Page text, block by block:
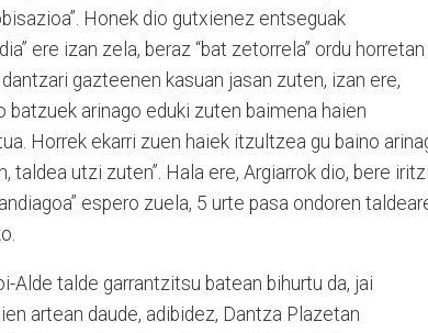
Honek dio gutxienez entseguak
ere izan zela, beraz “bat zetorrela” ordu horretan
gazteenen kasuan jasan zuten, izan ere,
arinago eduki zuten baimena haien
Horrek ekarri zuen haiek itzultzea gu baino
taldea utzi zuten”. Hala ere, Argiarrok dio, bere
espero zuela, 5 urte pasa ondoren
Alde talde garrantzitsu batean bihurtu da, jai
artean daude, adibidez, Dantza Plazetan